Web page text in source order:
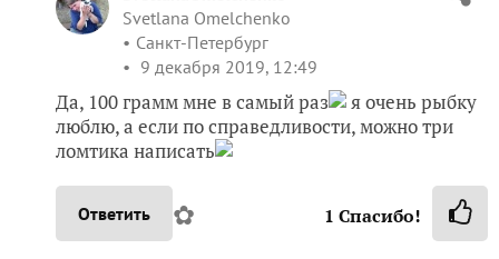
Svetlana Omelchenko
Санкт-Петербург
9 декабря 2019, 12:49
Да, 100 грамм мне в самый раз
я очень рыбку
люблю, а если по справедливости, можно три
ломтика написать
Ответить ✿ 1 Спасибо!